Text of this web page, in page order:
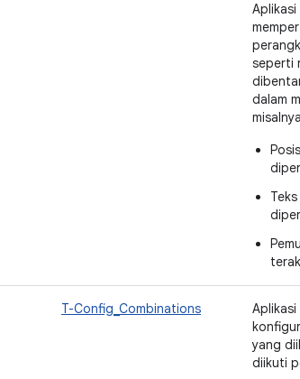
seperti
dalam
T-Config_Combinations
yang
diikuti